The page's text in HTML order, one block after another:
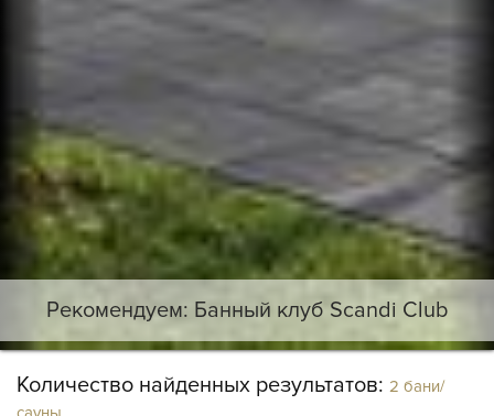
Рекомендуем: Банный клуб Scandi Club
Количество найденных результатов: 2 бани/